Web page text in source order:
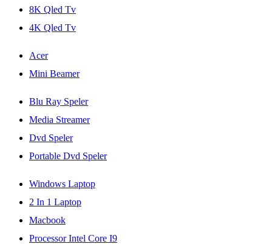
8K Qled Tv
4K Qled Tv
Acer
Mini Beamer
Blu Ray Speler
Media Streamer
Dvd Speler
Portable Dvd Speler
Windows Laptop
2 In 1 Laptop
Macbook
Processor Intel Core I9